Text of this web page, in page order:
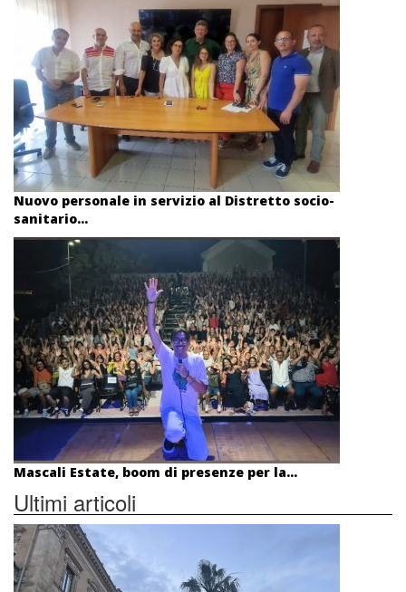
Nuovo personale in servizio al Distretto socio-
sanitario...
Mascali Estate, boom di presenze per la...
Ultimi articoli